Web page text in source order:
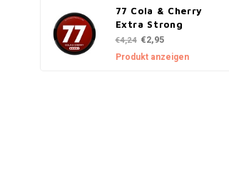
77 Cola & Cherry
Extra Strong
€4,24 €2,95
Produkt anzeigen